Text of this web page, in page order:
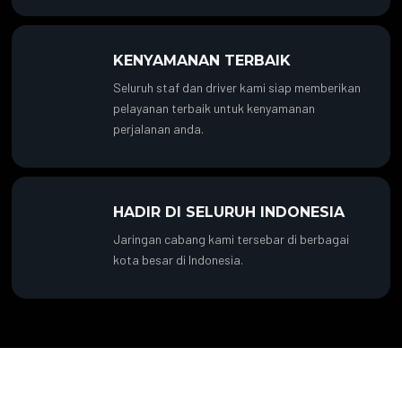
KENYAMANAN TERBAIK
Seluruh staf dan driver kami siap memberikan
pelayanan terbaik untuk kenyamanan
perjalanan anda.
HADIR DI SELURUH INDONESIA
Jaringan cabang kami tersebar di berbagai
kota besar di Indonesia.